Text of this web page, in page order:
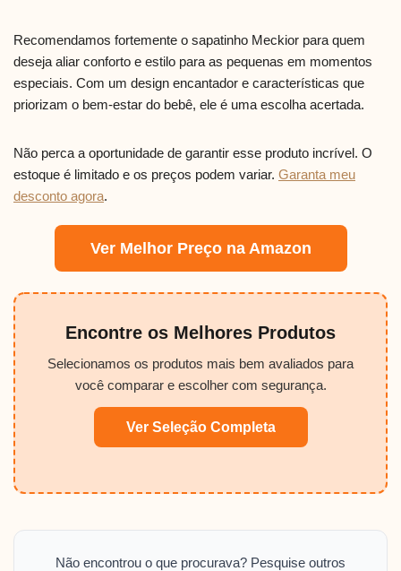
Recomendamos fortemente o sapatinho Meckior para quem
deseja aliar conforto e estilo para as pequenas em momentos
especiais. Com um design encantador e características que
priorizam o bem-estar do bebê, ele é uma escolha acertada.
Não perca a oportunidade de garantir esse produto incrível. O
estoque é limitado e os preços podem variar. Garanta meu
desconto agora.
Ver Melhor Preço na Amazon
Encontre os Melhores Produtos
Selecionamos os produtos mais bem avaliados para
você comparar e escolher com segurança.
Ver Seleção Completa
Não encontrou o que procurava? Pesquise outros